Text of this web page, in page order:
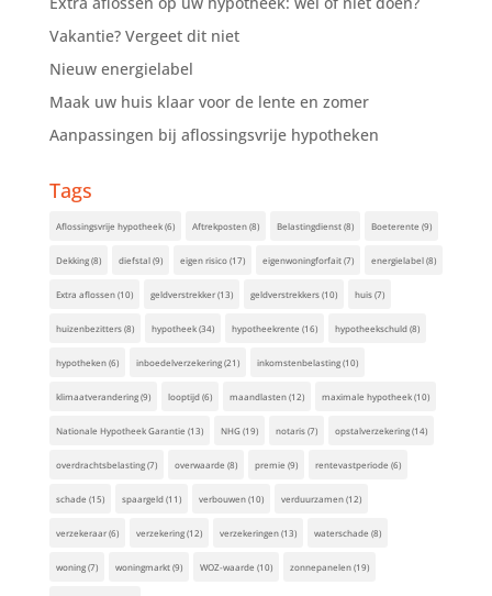
Vakantie? Vergeet dit niet
Nieuw energielabel
Maak uw huis klaar voor de lente en zomer
Aanpassingen bij aflossingsvrije hypotheken
Tags
Aflossingsvrije hypotheek(6) Aftrekposten(8) Belastingdienst(8) Boeterente (9)
Dekking(8) diefstal(9) eigen risico(17) eigenwoningforfait(7) energielabel(8)
Extra aflossen(10) geldverstrekker(13) geldverstrekkers(10) huis(7)
huizenbezitters(8) hypotheek(34) hypotheekrente (16) hypotheekschuld(8)
hypotheken(6) inboedelverzekering(21) inkomstenbelasting(10)
klimaatverandering(9) looptijd(6) maandlasten(12) maximale hypotheek(10)
Nationale Hypotheek Garantie (13) NHG(19) notaris(7) opstalverzekering(14)
overdrachtsbelasting(7) overwaarde (8) premie (9) rentevastperiode (6)
schade (15) spaargeld(11) verbouwen(10) verduurzamen(12)
verzekeraar(6) verzekering(12) verzekeringen(13) waterschade (8)
woning(7) woningmarkt(9) WOZ-waarde (10) zonnepanelen(19)